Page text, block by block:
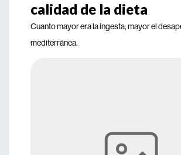
calidad de la dieta
Cuanto mayor era la ingesta, mayor el
mediterránea.